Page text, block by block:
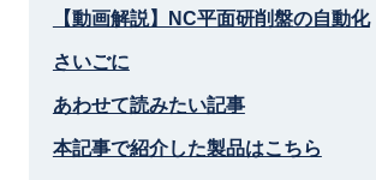
【動画解説】NC平面研削盤の自動化
さいごに
あわせて読みたい記事
本記事で紹介した製品はこちら